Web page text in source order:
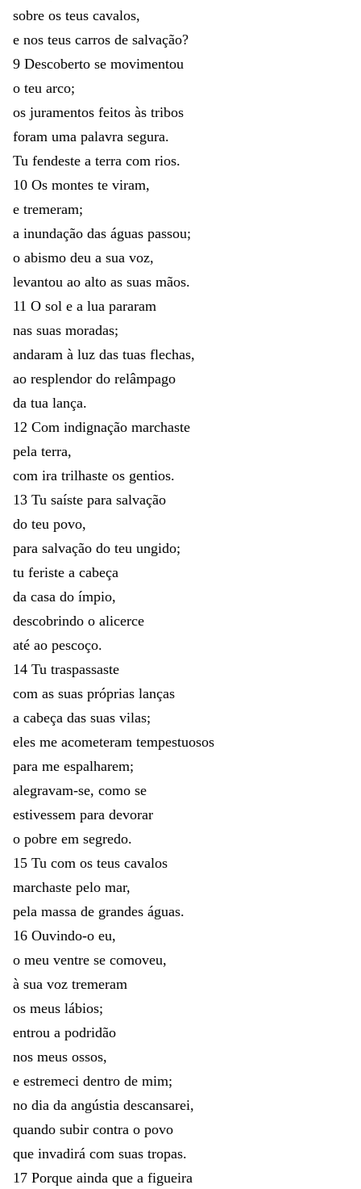
sobre os teus cavalos,
e nos teus carros de salvação?
9 Descoberto se movimentou
o teu arco;
os juramentos feitos às tribos
foram uma palavra segura.
Tu fendeste a terra com rios.
10 Os montes te viram,
e tremeram;
a inundação das águas passou;
o abismo deu a sua voz,
levantou ao alto as suas mãos.
11 O sol e a lua pararam
nas suas moradas;
andaram à luz das tuas flechas,
ao resplendor do relâmpago
da tua lança.
12 Com indignação marchaste
pela terra,
com ira trilhaste os gentios.
13 Tu saíste para salvação
do teu povo,
para salvação do teu ungido;
tu feriste a cabeça
da casa do ímpio,
descobrindo o alicerce
até ao pescoço.
14 Tu traspassaste
com as suas próprias lanças
a cabeça das suas vilas;
eles me acometeram tempestuosos
para me espalharem;
alegravam-se, como se
estivessem para devorar
o pobre em segredo.
15 Tu com os teus cavalos
marchaste pelo mar,
pela massa de grandes águas.
16 Ouvindo-o eu,
o meu ventre se comoveu,
à sua voz tremeram
os meus lábios;
entrou a podridão
nos meus ossos,
e estremeci dentro de mim;
no dia da angústia descansarei,
quando subir contra o povo
que invadirá com suas tropas.
17 Porque ainda que a figueira